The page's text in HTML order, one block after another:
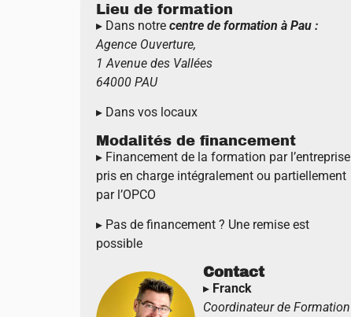
Lieu de formation
▸ Dans notre centre de formation à Pau :
Agence Ouverture,
1 Avenue des Vallées
64000 PAU
▸ Dans vos locaux
Modalités de financement
▸ Financement de la formation par l’entreprise
pris en charge intégralement ou partiellement
par l’OPCO
▸ Pas de financement ? Une remise est
possible
Contact
▸ Franck
Coordinateur de Formation